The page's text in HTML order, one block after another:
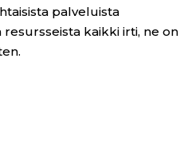
palveluista
resursseista kaikki irti, ne on